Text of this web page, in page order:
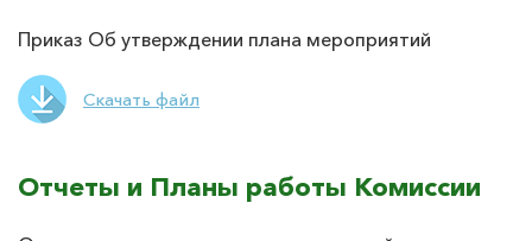
Приказ Об утверждении плана мероприятий
Скачать файл
Отчеты и Планы работы Комиссии